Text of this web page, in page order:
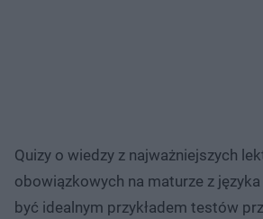
Quizy o wiedzy z najważniejszych
obowiązkowych na maturze z
być idealnym przykładem testów